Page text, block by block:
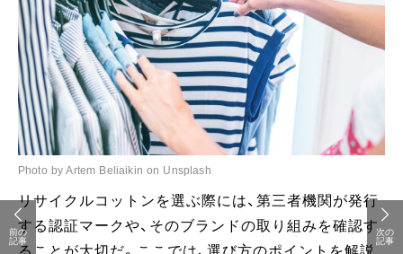
Photo by Artem Beliaikin on Unsplash
リサイクルコットンを選ぶ際には、第三者機関が発行
する認証マークや、そのブランドの取り組みを確認す
前の
記事
次の
記事